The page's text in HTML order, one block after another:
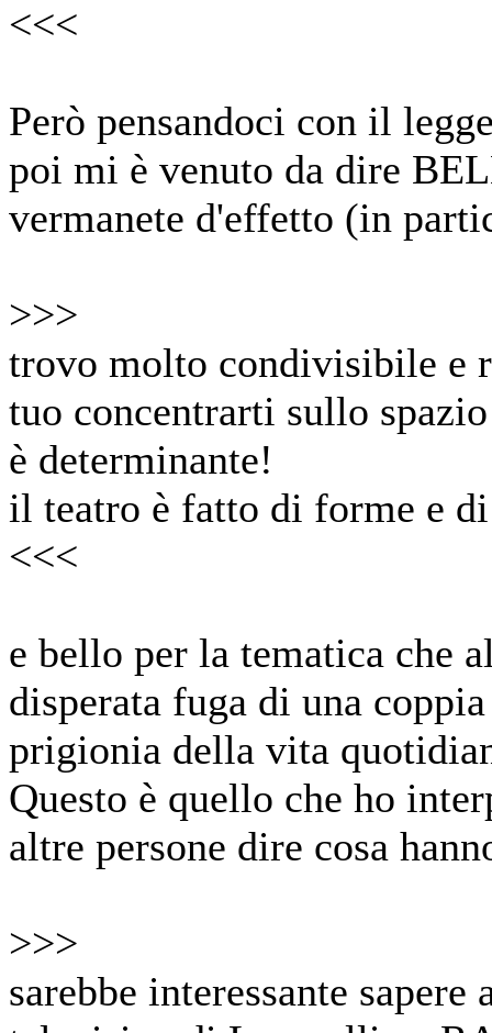
<<<
Però pensandoci con il
poi mi è venuto da dire
vermanete d'effetto (in
>>>
trovo molto condivisibile e
tuo concentrarti sullo
è determinante!
il teatro è fatto di forme e
<<<
e bello per la tematica che
disperata fuga di una
prigionia della vita
Questo è quello che ho
altre persone dire cosa
>>>
sarebbe interessante